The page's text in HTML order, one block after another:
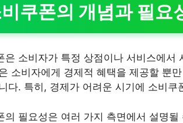
쿠폰의 개념과 필요
은 소비자가 특정 상점이나 서비스에서
소비자에게 경제적 혜택을 제공할 뿐
다. 특히, 경제가 어려운 시기에 소비
의 필요성은 여러 가지 측면에서 설명